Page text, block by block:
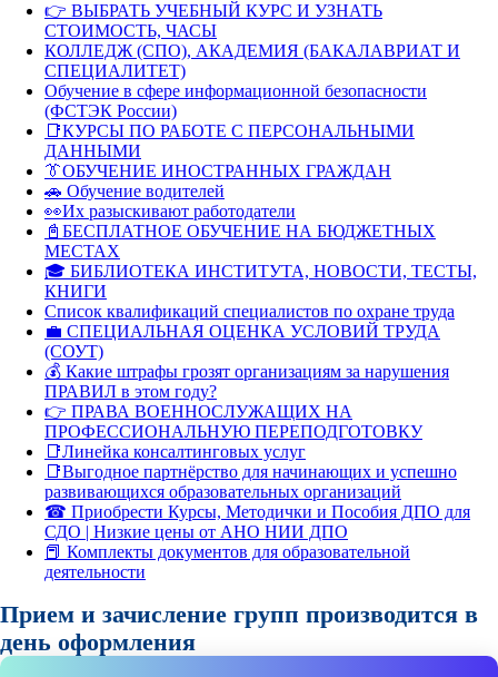
👉 ВЫБРАТЬ УЧЕБНЫЙ КУРС И УЗНАТЬ
СТОИМОСТЬ, ЧАСЫ
КОЛЛЕДЖ (СПО), АКАДЕМИЯ (БАКАЛАВРИАТ И
СПЕЦИАЛИТЕТ)
Обучение в сфере информационной безопасности
(ФСТЭК России)
📑КУРСЫ ПО РАБОТЕ С ПЕРСОНАЛЬНЫМИ
ДАННЫМИ
👔ОБУЧЕНИЕ ИНОСТРАННЫХ ГРАЖДАН
🚗 Обучение водителей
👀Их разыскивают работодатели
📓БЕСПЛАТНОЕ ОБУЧЕНИЕ НА БЮДЖЕТНЫХ
МЕСТАХ
🎓 БИБЛИОТЕКА ИНСТИТУТА, НОВОСТИ, ТЕСТЫ,
КНИГИ
Список квалификаций специалистов по охране труда
💼 СПЕЦИАЛЬНАЯ ОЦЕНКА УСЛОВИЙ ТРУДА
(СОУТ)
💰 Какие штрафы грозят организациям за нарушения
ПРАВИЛ в этом году?
👉 ПРАВА ВОЕННОСЛУЖАЩИХ НА
ПРОФЕССИОНАЛЬНУЮ ПЕРЕПОДГОТОВКУ
📑Линейка консалтинговых услуг
📑Выгодное партнёрство для начинающих и успешно
развивающихся образовательных организаций
☎ Приобрести Курсы, Методички и Пособия ДПО для
СДО | Низкие цены от АНО НИИ ДПО
📕 Комплекты документов для образовательной
деятельности
Прием и зачисление групп производится в
день оформления